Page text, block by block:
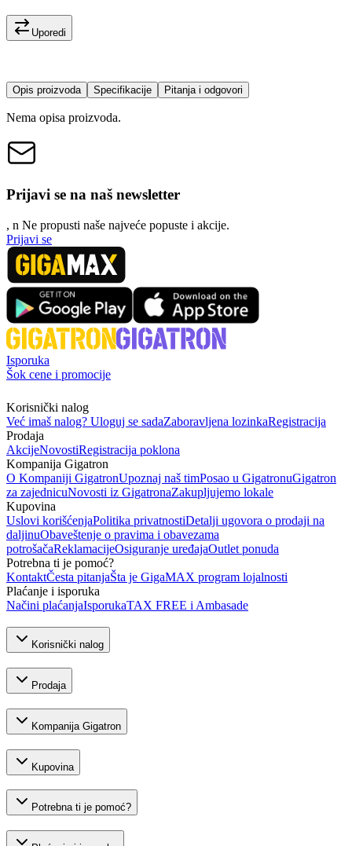
Uporedi
Opis proizvoda Specifikacije Pitanja i odgovori
Nema opisa proizvoda.
Prijavi se na naš newsletter
, n Ne propusti naše najveće popuste i akcije.
Prijavi se
Isporuka
Šok cene i promocije
Korisnički nalog
Već imaš nalog? Uloguj se sadaZaboravljena lozinkaRegistracija
Prodaja
AkcijeNovostiRegistracija poklona
Kompanija Gigatron
O Kompaniji GigatronUpoznaj naš timPosao u GigatronuGigatron
za zajednicuNovosti iz GigatronaZakupljujemo lokale
Kupovina
Uslovi korišćenjaPolitika privatnostiDetalji ugovora o prodaji na
daljinuObaveštenje o pravima i obavezama
potrošačaReklamacijeOsiguranje uređajaOutlet ponuda
Potrebna ti je pomoć?
KontaktČesta pitanjaŠta je GigaMAX program lojalnosti
Plaćanje i isporuka
Načini plaćanjaIsporukaTAX FREE i Ambasade
Korisnički nalog
Prodaja
Kompanija Gigatron
Kupovina
Potrebna ti je pomoć?